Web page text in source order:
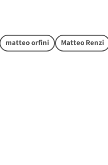
matteo orfini Matteo Renzi